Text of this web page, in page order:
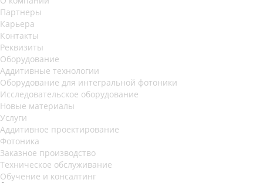
Партнеры
Карьера
Контакты
Реквизиты
Оборудование
Аддитивные технологии
Оборудование для интегральной фотоники
Исследовательское оборудование
Новые материалы
Услуги
Аддитивное проектирование
Фотоника
Заказное производство
Техническое обслуживание
Обучение и консалтинг